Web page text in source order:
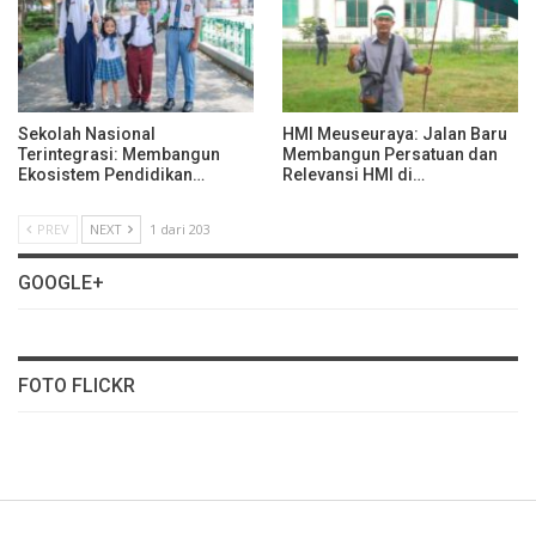
Sekolah Nasional
Terintegrasi: Membangun
Ekosistem Pendidikan…
HMI Meuseuraya: Jalan Baru
Membangun Persatuan dan
Relevansi HMI di…
PREV NEXT 1 dari 203
GOOGLE+
FOTO FLICKR